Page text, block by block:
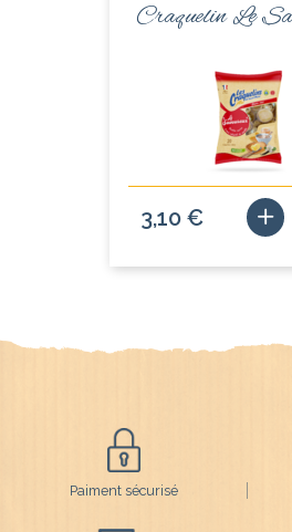
Craquelin Le
3,10 €
Paiment sécurisé